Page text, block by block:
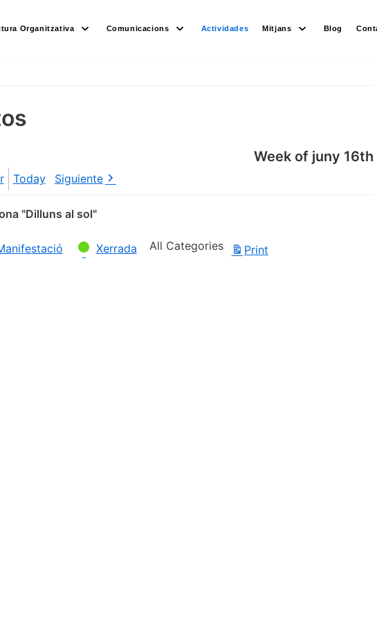
Organitzativa Comunicacions Actividades Mitjans Blog
Week of juny 16th
Today Siguiente
"Dilluns al sol"
Xerrada All Categories Print